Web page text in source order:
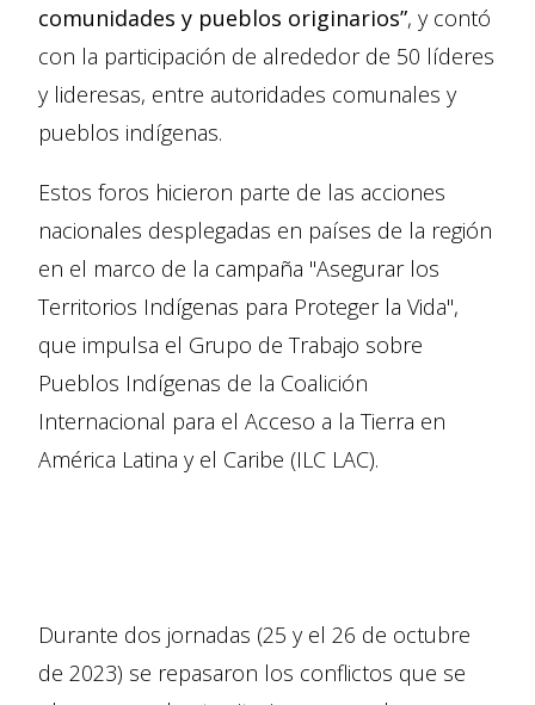
comunidades y pueblos originarios”, y contó
con la participación de alrededor de 50 líderes
y lideresas, entre autoridades comunales y
pueblos indígenas.
Estos foros hicieron parte de las acciones
nacionales desplegadas en países de la región
en el marco de la campaña "Asegurar los
Territorios Indígenas para Proteger la Vida",
que impulsa el Grupo de Trabajo sobre
Pueblos Indígenas de la Coalición
Internacional para el Acceso a la Tierra en
América Latina y el Caribe (ILC LAC).
Durante dos jornadas (25 y el 26 de octubre
de 2023) se repasaron los conflictos que se